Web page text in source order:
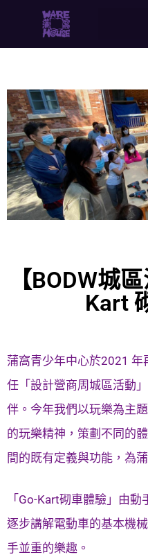
【BODW城
Kart
蒲窩青少年中心於2021
任「設計營商周城區活動
伴。今年我們以玩樂為主
的玩樂精神，策劃不同的
間的既有定義與功能，為
「Go-Kart砌車體驗」由
逐步講解電動車的基本機
手並重的樂趣。